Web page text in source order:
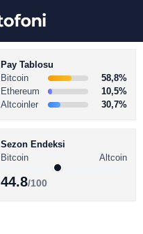
Pay Tablosu
Bitcoin
58,8%
Ethereum
10,5%
Altcoinler
30,7%
Sezon Endeksi
Bitcoin
Altcoin
44.8/100